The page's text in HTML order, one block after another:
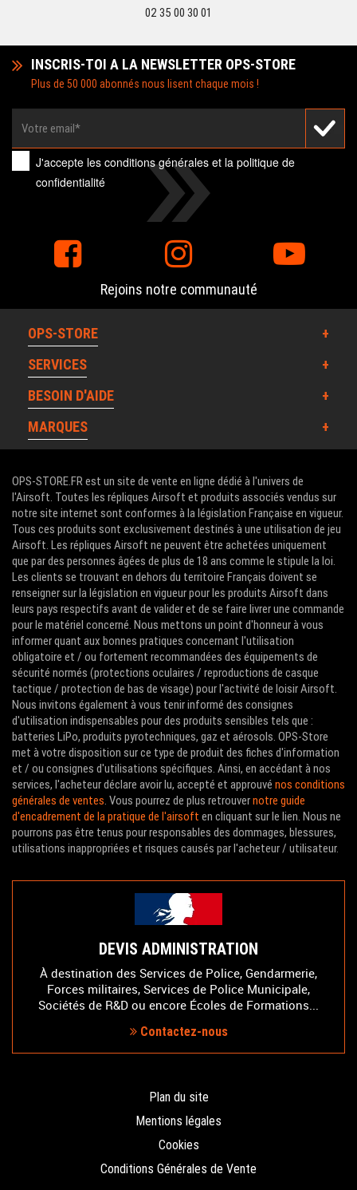
02 35 00 30 01
INSCRIS-TOI A LA NEWSLETTER OPS-STORE
Plus de 50 000 abonnés nous lisent chaque mois !
J'accepte lesconditions générales et lapolitique de
confidentialité
Rejoins notre communauté
OPS-STORE
SERVICES
BESOIN D'AIDE
MARQUES
OPS-STORE.FR est un site de vente en ligne dédié à l'univers de
l'Airsoft. Toutes les répliques Airsoft et produits associés vendus sur
notre site internet sont conformes à la législation Française en vigueur.
Tous ces produits sont exclusivement destinés à une utilisation de jeu
Airsoft. Les répliques Airsoft ne peuvent être achetées uniquement
que par des personnes âgées de plus de 18 ans comme le stipule la loi.
Les clients se trouvant en dehors du territoire Français doivent se
renseigner sur la législation en vigueur pour les produits Airsoft dans
leurs pays respectifs avant de valider et de se faire livrer une commande
pour le matériel concerné. Nous mettons un point d'honneur à vous
informer quant aux bonnes pratiques concernant l'utilisation
obligatoire et / ou fortement recommandées des équipements de
sécurité normés (protections oculaires / reproductions de casque
tactique / protection de bas de visage) pour l'activité de loisir Airsoft.
Nous invitons également à vous tenir informé des consignes
d'utilisation indispensables pour des produits sensibles tels que :
batteries LiPo, produits pyrotechniques, gaz et aérosols. OPS-Store
met à votre disposition sur ce type de produit des fiches d'information
et / ou consignes d'utilisations spécifiques. Ainsi, en accédant à nos
services, l'acheteur déclare avoir lu, accepté et approuvé nos conditions
générales de ventes . Vous pourrez de plus retrouvernotre guide
d'encadrement de la pratique de l'airsoft en cliquant sur le lien. Nous ne
pourrons pas être tenus pour responsables des dommages, blessures,
utilisations inappropriées et risques causés par l'acheteur / utilisateur.
DEVIS ADMINISTRATION
À destination des Services de Police, Gendarmerie,
Forces militaires, Services de Police Municipale,
Sociétés de R&D ou encore Écoles de Formations...
Contactez-nous
Plan du site
Mentions légales
Cookies
Conditions Générales de Vente